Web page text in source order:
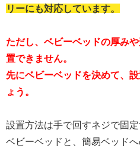
リーにも対応しています。
ただし、ベビーベッドの厚み
置できません。
先にベビーベッドを決めて、
ょう。
設置方法は手で回すネジで固定
ベビーベッドと、簡易ベッド